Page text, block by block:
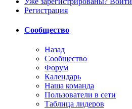
Регистрация
Сообщество
Назад
Сообщество
Форум
Календарь
Наша команда
Пользователи в сети
Таблица лидеров